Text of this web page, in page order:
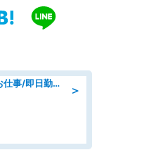
＞
経理/病院での経理事務のお仕事/即日勤務可/車通勤可/経理/一般事務